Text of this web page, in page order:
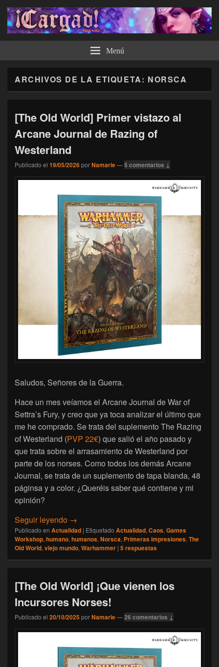
¡Cargad! Menú
ARCHIVOS DE LA ETIQUETA: NORSCA
[The Old World] Primer vistazo al
Arcane Journal de Razing of
Westerland
Publicado el 19/05/2026porNamarie—5 comentarios ↓
Saludos, Señores de la Guerra.
Hace un mes veíamos el Arcane Journal de War of
Settra’s Fury, y creo que ya toca analizar el último que
me he comprado. Se trata del suplemento The Razing
of Westerland (PVP 22€) que salió el año pasado y
que trata sobre el arrasamiento de Westerland por
parte de los norses. Como todos los demás Arcane
Journal, se trata de un suplemento de tapa blanda, 48
páginsa y a color. ¿Queréis saber qué contiene y mi
opinión?
Seguir leyendo [The Old World] Primer vistazo al Arcane
→
Publicado en Actualidad | Etiquetado Actualidad, Caos, Games
Workshop, humano, humanos, Norsca, Primeras impresiones, The
Old World, viejo mundo, Warhammer | 5respuestas
[The Old World] ¡Que vienen los
Incursores Norses!
Publicado el 20/10/2025porNamarie—26 comentarios ↓